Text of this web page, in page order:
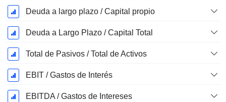
Deuda a largo plazo / Capital propio
Deuda a Largo Plazo / Capital Total
Total de Pasivos / Total de Activos
EBIT / Gastos de Interés
EBITDA / Gastos de Intereses